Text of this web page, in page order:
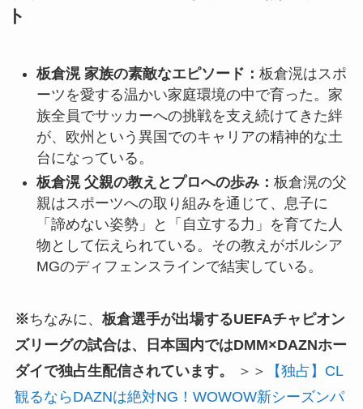
ト
板倉滉 家族の素敵なエピソード： 板倉滉はスポ
ーツを愛する温かい家庭環境の中で育った。家
族全員でサッカーへの挑戦を支え続けてきた絆
が、欧州という異国でのキャリアの精神的な土
台になっている。
板倉滉 父親の教えとプロへの歩み： 板倉滉の父
親はスポーツへの取り組みを通じて、息子に
「諦めない姿勢」と「自立する力」を育てた人
物として伝えられている。その教えがボルシア
MGのディフェンスラインで結実している。
※ちなみに、 板倉選手が出場するUEFAチャピオン
ズリーグの試合は、日本国内ではDMM×DAZNホー
ダイで独占生配信されています。
＞＞
【独占】CL
観るならDAZNは絶対NG！WOWOW新シーズンパ